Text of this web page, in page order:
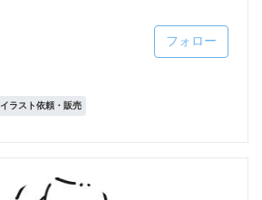
フォロー
イラスト依頼・販売